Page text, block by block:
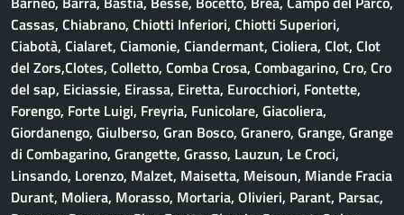
Cassas, Chiabrano, Chiotti Inferiori, Chiotti Superiori,
Ciabotà, Cialaret, Ciamonie, Ciandermant, Cioliera, Clot, Clot
del Zors,Clotes, Colletto, Comba Crosa, Combagarino, Cro, Cro
del sap, Eiciassie, Eirassa, Eiretta, Eurocchiori, Fontette,
Forengo, Forte Luigi, Freyria, Funicolare, Giacoliera,
Giordanengo, Giulberso, Gran Bosco, Granero, Grange, Grange
di Combagarino, Grangette, Grasso, Lauzun, Le Croci,
Linsando, Lorenzo, Malzet, Maisetta, Meisoun, Miande Fracia
Durant, Moliera, Morasso, Mortaria, Olivieri, Parant, Parsac,